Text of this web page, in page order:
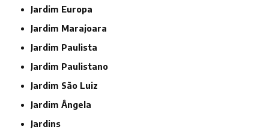
Jardim Europa
Jardim Marajoara
Jardim Paulista
Jardim Paulistano
Jardim São Luiz
Jardim Ângela
Jardins